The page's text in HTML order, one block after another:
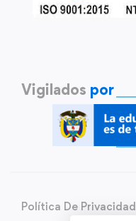
Vigilados por
Política De Privacidad